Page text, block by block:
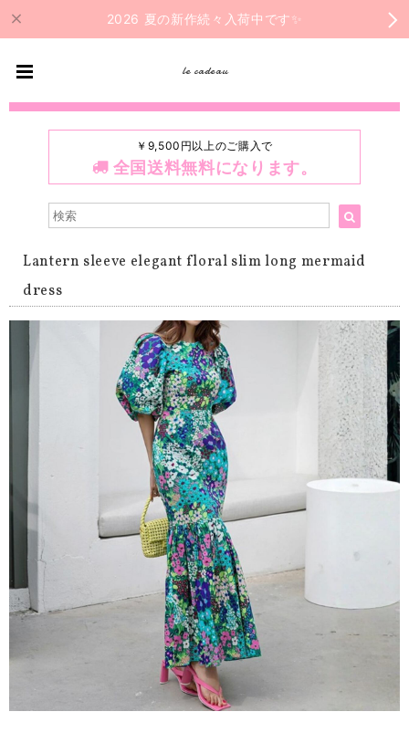
2026 夏の新作続々入荷中です✨
le cadeau
￥9,500円以上のご購入で
全国送料無料になります。
Lantern sleeve elegant floral slim long mermaid
dress